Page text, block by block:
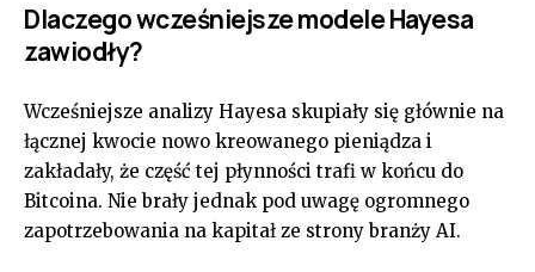
Dlaczego wcześniejsze modele Hayesa
zawiodły?
Wcześniejsze analizy Hayesa skupiały się głównie na
łącznej kwocie nowo kreowanego pieniądza i
zakładały, że część tej płynności trafi w końcu do
Bitcoina. Nie brały jednak pod uwagę ogromnego
zapotrzebowania na kapitał ze strony branży AI.